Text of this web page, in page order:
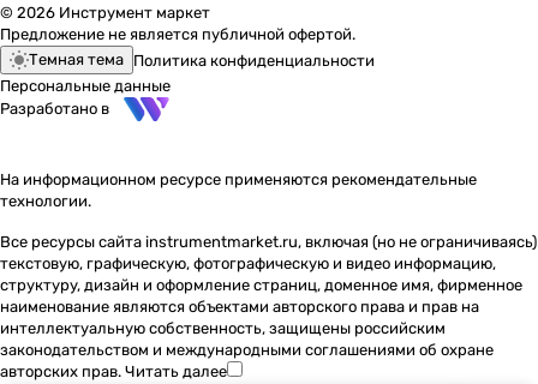
© 2026 Инструмент маркет
Предложение не является публичной офертой.
Темная тема Политика конфиденциальности
Персональные данные
Разработано в
На информационном ресурсе применяются рекомендательные
технологии.
Все ресурсы сайта instrumentmarket.ru, включая (но не ограничиваясь)
текстовую, графическую, фотографическую и видео информацию,
структуру, дизайн и оформление страниц, доменное имя, фирменное
наименование являются объектами авторского права и прав на
интеллектуальную собственность, защищены российским
законодательством и международными соглашениями об охране
авторских прав. Читать далее